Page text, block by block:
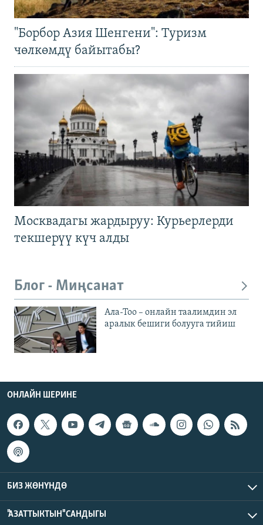
"Борбор Азия Шенгени": Туризм
чөлкөмдү байытабы?
Москвадагы жардыруу: Курьерлерди
текшерүү күч алды
Блог - Миңсанат
Ала-Тоо – онлайн таалимдин эл
аралык бешиги болууга тийиш
ОНЛАЙН ШЕРИНЕ
БИЗ ЖӨНҮНДӨ
"АЗАТТЫКТЫН" САНДЫГЫ